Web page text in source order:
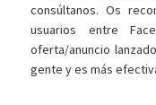
consúltanos. Os
usuarios entre
oferta/anuncio
gente y es más